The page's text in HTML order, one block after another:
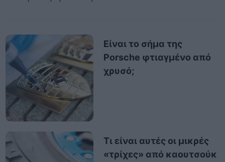
Είναι το σήμα της
Porsche φτιαγμένο από
χρυσό;
Τι είναι αυτές οι μικρές
«τρίχες» από καουτσούκ